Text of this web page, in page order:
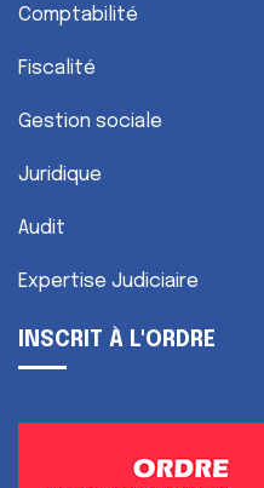
Comptabilité
Fiscalité
Gestion sociale
Juridique
Audit
Expertise Judiciaire
INSCRIT À L'ORDRE